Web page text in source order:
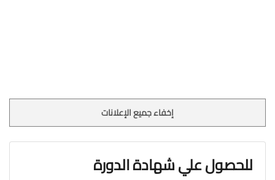
إخفاء جميع الإعلانات
للحصول علي شهادة الدورة